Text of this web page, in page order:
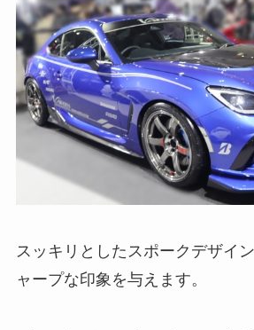
スッキリとしたスポークデザイ
ャープな印象を与えます。